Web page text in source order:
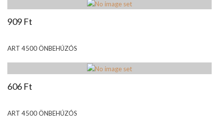
909 Ft
ART 4500 ÖNBEHÚZÓS
606 Ft
ART 4500 ÖNBEHÚZÓS